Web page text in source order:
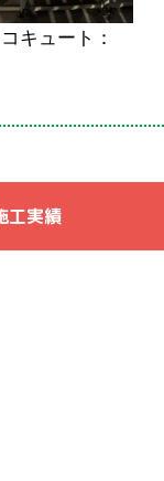
工実績
キュート：